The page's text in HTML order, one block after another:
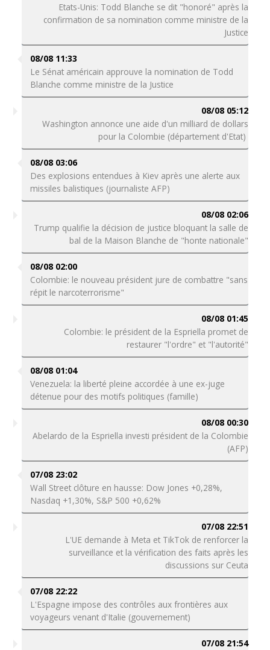
Etats-Unis: Todd Blanche se dit "honoré" après la
confirmation de sa nomination comme ministre de la
Justice
08/08 11:33
Le Sénat américain approuve la nomination de Todd
Blanche comme ministre de la Justice
08/08 05:12
Washington annonce une aide d'un milliard de dollars
pour la Colombie (département d'Etat)
08/08 03:06
Des explosions entendues à Kiev après une alerte aux
missiles balistiques (journaliste AFP)
08/08 02:06
Trump qualifie la décision de justice bloquant la salle de
bal de la Maison Blanche de "honte nationale"
08/08 02:00
Colombie: le nouveau président jure de combattre "sans
répit le narcoterrorisme"
08/08 01:45
Colombie: le président de la Espriella promet de
restaurer "l'ordre" et "l'autorité"
08/08 01:04
Venezuela: la liberté pleine accordée à une ex-juge
détenue pour des motifs politiques (famille)
08/08 00:30
Abelardo de la Espriella investi président de la Colombie
(AFP)
07/08 23:02
Wall Street clôture en hausse: Dow Jones +0,28%,
Nasdaq +1,30%, S&P 500 +0,62%
07/08 22:51
L'UE demande à Meta et TikTok de renforcer la
surveillance et la vérification des faits après les
discussions sur Ceuta
07/08 22:22
L'Espagne impose des contrôles aux frontières aux
voyageurs venant d'Italie (gouvernement)
07/08 21:54